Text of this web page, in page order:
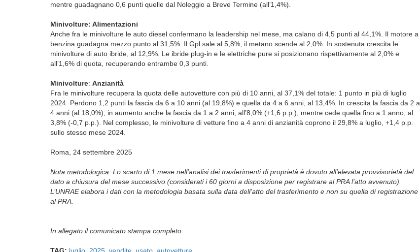
mentre guadagnano 0,6 punti quelle dal Noleggio a Breve Termine (all’1,4%).
Minivolture: Alimentazioni
Anche fra le minivolture le auto diesel confermano la leadership nel mese, ma calano di 4,5 punti al 44,1%. Il motore a
benzina guadagna mezzo punto al 31,5%. Il Gpl sale al 5,8%, il metano scende al 2,0%. In sostenuta crescita le
minivolture di auto ibride, al 12,9%. Le ibride plug-in e le elettriche pure si posizionano rispettivamente al 2,0% e
all’1,6% di quota, recuperando entrambe 0,3 punti.
Minivolture: Anzianità
Fra le minivolture recupera la quota delle autovetture con più di 10 anni, al 37,1% del totale: 1 punto in più di luglio
2024. Perdono 1,2 punti la fascia da 6 a 10 anni (al 19,8%) e quella da 4 a 6 anni, al 13,4%. In crescita la fascia da 2 a
4 anni (al 18,0%); in aumento anche la fascia da 1 a 2 anni, all’8,0% (+1,6 p.p.), mentre cede quella fino a 1 anno, al
3,8% (-0,7 p.p.). Nel complesso, le minivolture di vetture fino a 4 anni di anzianità coprono il 29,8% a luglio, +1,4 p.p.
sullo stesso mese 2024.
Roma, 24 settembre 2025
Nota metodologica: Lo scarto di 1 mese nell’analisi dei trasferimenti di proprietà è dovuto all’elevata provvisorietà del
dato a chiusura del mese successivo (considerati i 60 giorni a disposizione per registrare al PRA l’atto avvenuto).
L’UNRAE elabora i dati con la metodologia basata sulla data dell’atto del trasferimento e non su quella di registrazione
al PRA.
In allegato il comunicato stampa completo